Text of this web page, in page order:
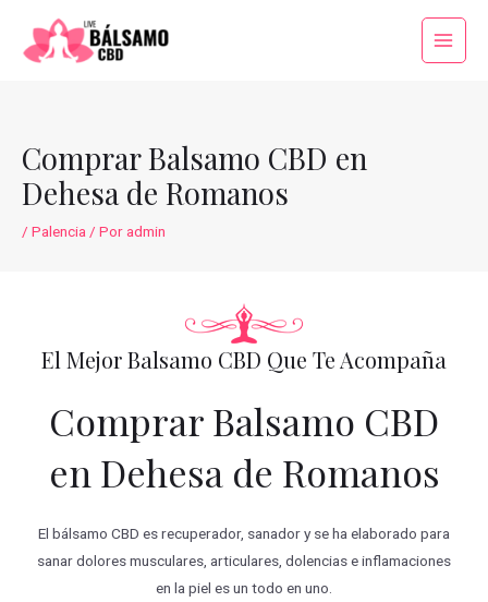
contenido
Main
Comprar Balsamo CBD en
Dehesa de Romanos
/ Palencia / Poradmin
El Mejor Balsamo CBD Que Te Acompaña
Comprar Balsamo CBD
en Dehesa de Romanos
El bálsamo CBD es recuperador, sanador y se ha elaborado para
sanar dolores musculares, articulares, dolencias e inflamaciones
en la piel es un todo en uno.